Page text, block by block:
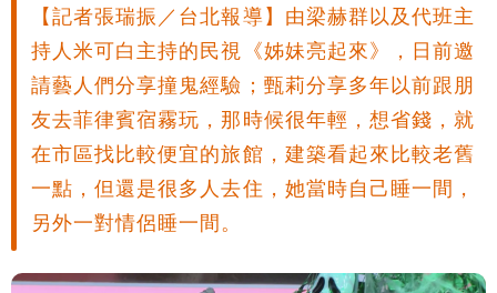
【記者張瑞振／台北報導】由梁赫群以及代班主
持人米可白主持的民視《姊妹亮起來》，日前邀
請藝人們分享撞鬼經驗；甄莉分享多年以前跟朋
友去菲律賓宿霧玩，那時候很年輕，想省錢，就
在市區找比較便宜的旅館，建築看起來比較老舊
一點，但還是很多人去住，她當時自己睡一間，
另外一對情侶睡一間。